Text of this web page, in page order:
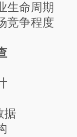
命周期
争程度